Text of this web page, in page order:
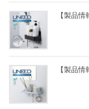
【製品
【製品